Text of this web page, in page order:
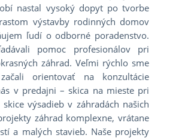
nastal vysoký dopyt po tvorbe
výstavby rodinných domov
ľudí o odborné poradenstvo.
pomoc profesionálov pri
záhrad. Veľmi rýchlo sme
orientovať na konzultácie
v predajni – skica na mieste pri
výsadieb v záhradách našich
záhrad komplexne, vrátane
a malých stavieb. Naše projekty